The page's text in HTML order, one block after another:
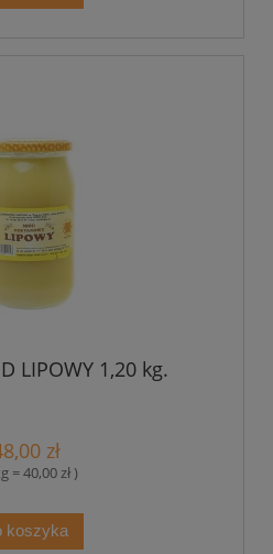
LIPOWY 1,20 kg.
zł
= 40,00 zł )
koszyka